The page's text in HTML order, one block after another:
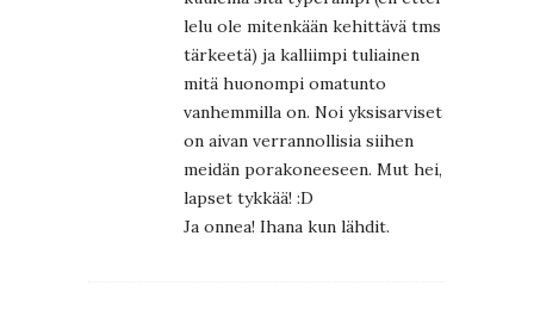
lelu ole mitenkään kehittävä tms
tärkeetä) ja kalliimpi tuliainen
mitä huonompi omatunto
vanhemmilla on. Noi yksisarviset
on aivan verrannollisia siihen
meidän porakoneeseen. Mut hei,
lapset tykkää! :D
Ja onnea! Ihana kun lähdit.